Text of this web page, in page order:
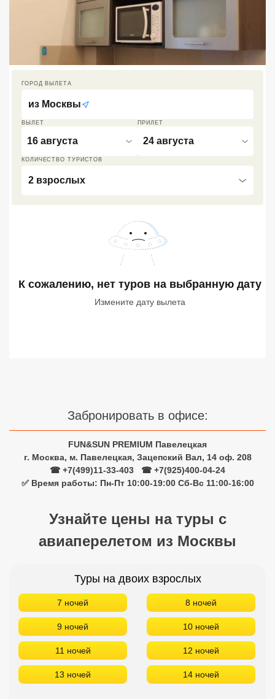
ВЫЛЕТ
16 августа
ПРИЛЕТ
24 августа
КОЛИЧЕСТВО ТУРИСТОВ
2 взрослых
ГОРОД ВЫЛЕТА
из Москвы
К сожалению, нет туров на выбранную дату
Измените дату вылета
Забронировать в офисе:
FUN&SUN PREMIUM Павелецкая
г. Москва, м. Павелецкая, Зацепский Вал, 14 оф. 208
☎ +7(499)11-33-403
☎ +7(925)400-04-24
✅ Время работы: Пн-Пт 10:00-19:00 Сб-Вс 11:00-16:00
Узнайте цены на туры с
авиаперелетом из Москвы
Туры на двоих взрослых
7 ночей 8 ночей
9 ночей 10 ночей
11 ночей 12 ночей
13 ночей 14 ночей
Кав Мин Воды
ТОП 10 лучших отелей 5*
ТОП 10 недорогих отелей
Недорогие отели 3*
звезды
Сетевые отели Вьетнама
Сетевые отели Бали
Сетевые отели Сейшел
Сетевые отели Маврикия